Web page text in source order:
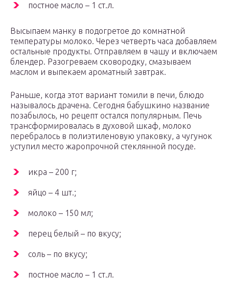
постное масло – 1 ст.л.
Высыпаем манку в подогретое до комнатной
температуры молоко. Через четверть часа добавляем
остальные продукты. Отправляем в чашу и включаем
блендер. Разогреваем сковородку, смазываем
маслом и выпекаем ароматный завтрак.
Раньше, когда этот вариант томили в печи, блюдо
называлось драчена. Сегодня бабушкино название
позабылось, но рецепт остался популярным. Печь
трансформировалась в духовой шкаф, молоко
перебралось в полиэтиленовую упаковку, а чугунок
уступил место жаропрочной стеклянной посуде.
икра – 200 г;
яйцо – 4 шт.;
молоко – 150 мл;
перец белый – по вкусу;
соль – по вкусу;
постное масло – 1 ст.л.